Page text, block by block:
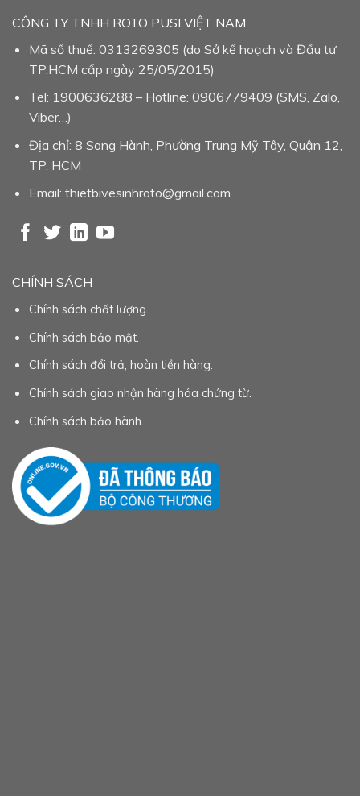
CÔNG TY TNHH ROTO PUSI VIỆT NAM
Mã số thuế: 0313269305 (do Sở kế hoạch và Đầu tư
TP.HCM cấp ngày 25/05/2015)
Tel: 1900636288 – Hotline: 0906779409 (SMS, Zalo,
Viber…)
Địa chỉ: 8 Song Hành, Phường Trung Mỹ Tây, Quận 12,
TP. HCM
Email: thietbivesinhroto@gmail.com
CHÍNH SÁCH
Chính sách chất lượng.
Chính sách bảo mật.
Chính sách đổi trả, hoàn tiền hàng.
Chính sách giao nhận hàng hóa chứng từ.
Chính sách bảo hành.